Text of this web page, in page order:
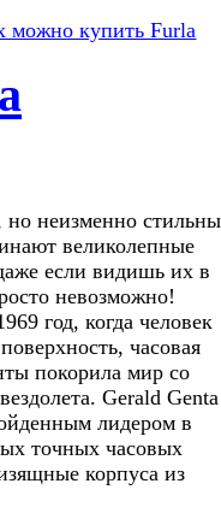
можно купить Furla
неизменно
великолепные
если видишь их в
невозможно!
год, когда человек
часовая
покорила мир со
Gerald
лидером в
точных часовых
корпуса из